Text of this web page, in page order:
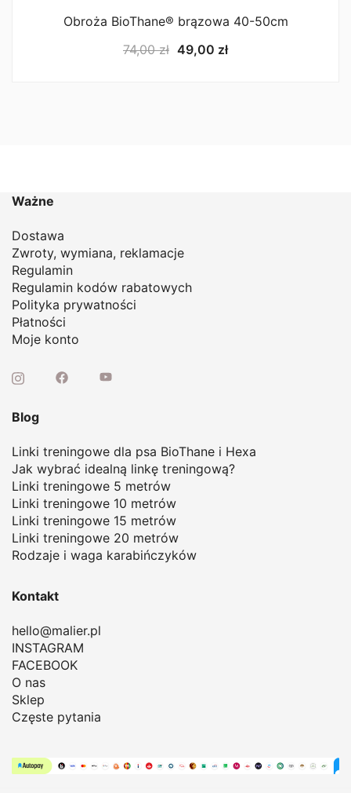
Obroża BioThane® brązowa 40-50cm
74,00zł Pierwotna
49,00 złAktualna
Ważne
Dostawa
Zwroty, wymiana, reklamacje
Regulamin
Regulamin kodów rabatowych
Polityka prywatności
Płatności
Moje konto
Blog
Linki treningowe dla psa BioThane i Hexa
Jak wybrać idealną linkę treningową?
Linki treningowe 5 metrów
Linki treningowe 10 metrów
Linki treningowe 15 metrów
Linki treningowe 20 metrów
Rodzaje i waga karabińczyków
Kontakt
hello@malier.pl
INSTAGRAM
FACEBOOK
O nas
Sklep
Częste pytania